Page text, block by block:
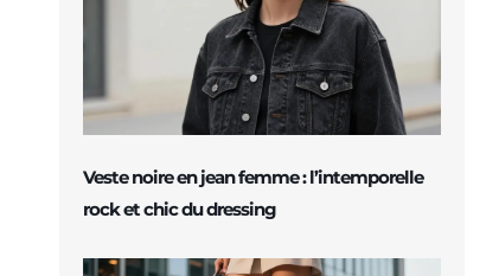
Veste noire en jean femme : l’intemporelle
rock et chic du dressing